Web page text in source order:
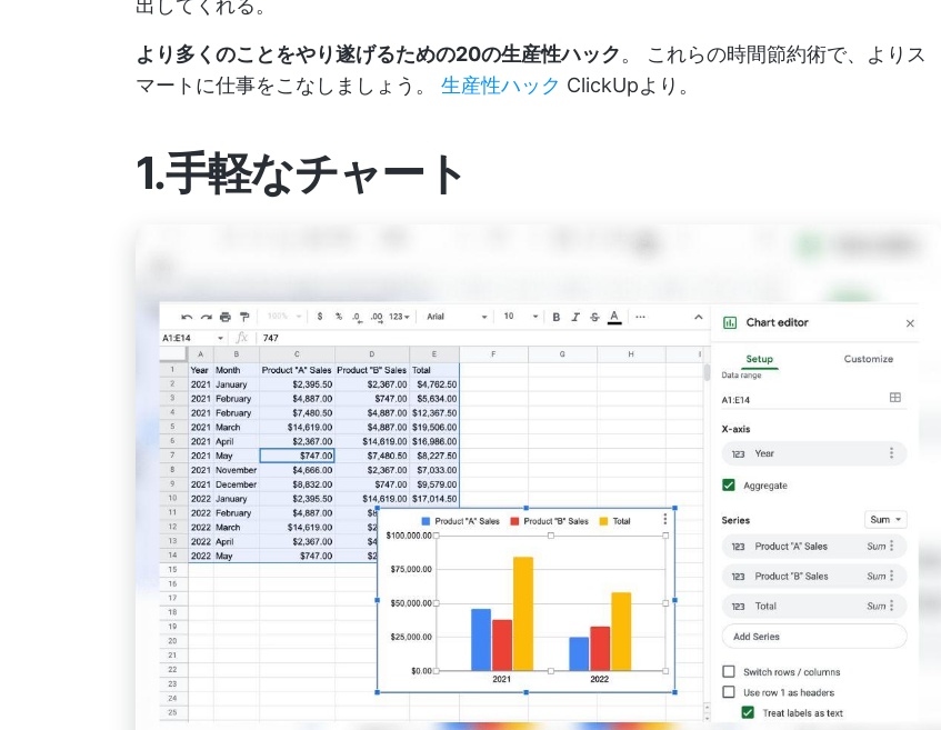
出してくれる。
より多くのことをやり遂げるための20の生産性ハック。 これらの時間節約術で、よりス
マートに仕事をこなしましょう。 生産性ハック ClickUpより。
1.手軽なチャート